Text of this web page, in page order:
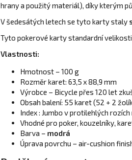
hrany a použitý materiál), díky kterým
V šedesátých letech se tyto karty staly
Tyto pokerové karty standardní
Vlastnosti:
Hmotnost – 100 g
Rozměr karet: 63,5 x 88,9 mm
Výrobce – Bicycle přes 120 let
Obsah balení: 55 karet (52 + 2
Index : Jumbo v protilehlých rozích
Vhodné pro poker, kouzelníky,
Barva – modrá
Úprava povrchu – air-cushion